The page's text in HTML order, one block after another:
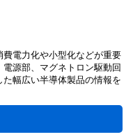
電力化や小型化などが重要
源部、マグネトロン駆動回
幅広い半導体製品の情報を